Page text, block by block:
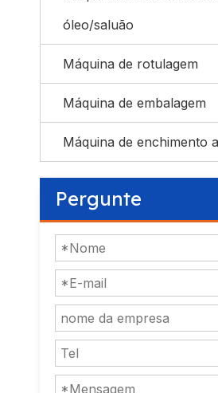
óleo/saluão
Máquina de rotulagem
Máquina de embalagem
Máquina de enchimento
Pergunte